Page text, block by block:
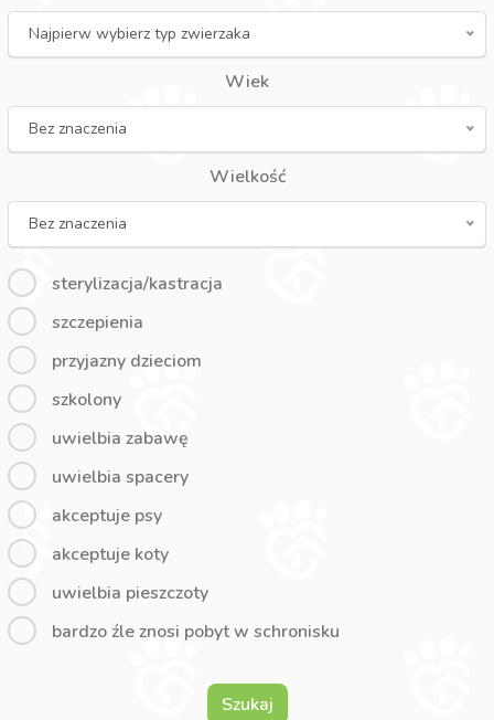
Najpierw wybierz typ zwierzaka
Wiek
Bez znaczenia
Wielkość
Bez znaczenia
sterylizacja/kastracja
szczepienia
przyjazny dzieciom
szkolony
uwielbia zabawę
uwielbia spacery
akceptuje psy
akceptuje koty
uwielbia pieszczoty
bardzo źle znosi pobyt w schronisku
Szukaj